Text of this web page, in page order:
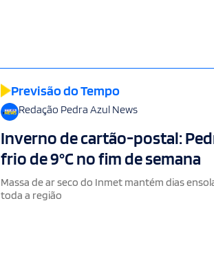
Previsão do Tempo
Redação Pedra Azul News
Inverno de cartão-postal:
frio de 9°C no fim de semana
Massa de ar seco do Inmet mantém dias
toda a região